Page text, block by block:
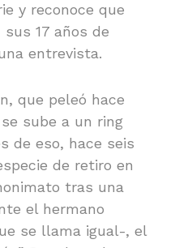
y reconoce que
17 años de
entrevista.
que peleó hace
sube a un ring
de eso, hace seis
de retiro en
tras una
el hermano
se llama igual-, el